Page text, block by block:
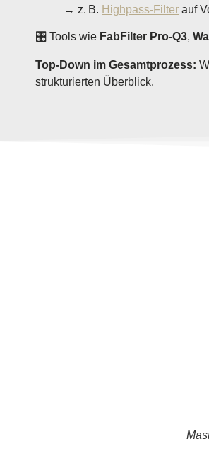
→ z. B. Highpass-Filter auf
🎛️ Tools wie FabFilter Pro-Q3,
Top-Down im Gesamtprozess:
strukturierten Überblick.